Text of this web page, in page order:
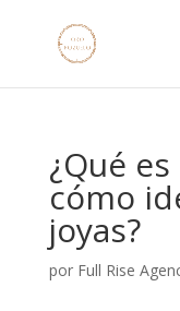
¿Qué
cómo
joyas?
por Full Rise